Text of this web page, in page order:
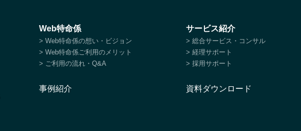
Web特命係
> Web特命係の想い・ビジョン
> Web特命係ご利用のメリット
> ご利用の流れ・Q&A
サービス紹介
> 総合サービス・コンサル
> 経理サポート
> 採用サポート
事例紹介 資料ダウンロード